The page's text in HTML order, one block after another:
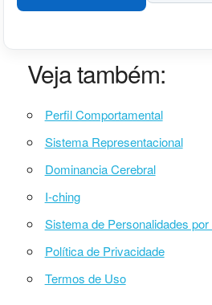
Veja também:
Perfil Comportamental
Sistema Representacional
Dominancia Cerebral
I-ching
Sistema de Personalidades
Política de Privacidade
Termos de Uso